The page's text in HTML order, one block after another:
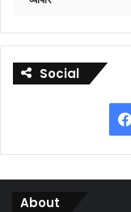
Social
About